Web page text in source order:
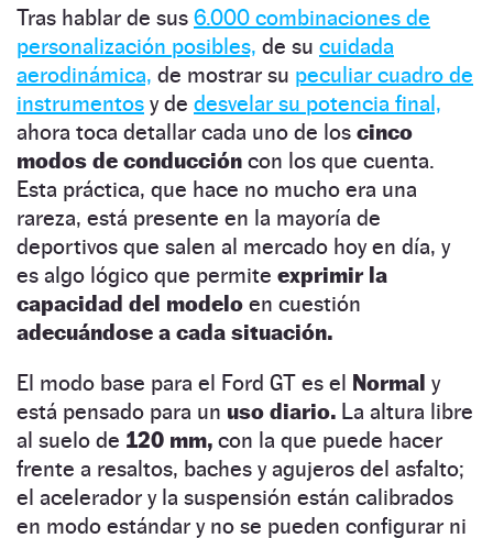
Tras hablar de sus 6.000 combinaciones de
personalización posibles, de su cuidada
aerodinámica, de mostrar su peculiar cuadro de
instrumentos y de desvelar su potencia final,
ahora toca detallar cada uno de los cinco
modos de conducción con los que cuenta.
Esta práctica, que hace no mucho era una
rareza, está presente en la mayoría de
deportivos que salen al mercado hoy en día, y
es algo lógico que permite exprimir la
capacidad del modelo en cuestión
adecuándose a cada situación.
El modo base para el Ford GT es el Normal y
está pensado para un uso diario. La altura libre
al suelo de 120 mm, con la que puede hacer
frente a resaltos, baches y agujeros del asfalto;
el acelerador y la suspensión están calibrados
en modo estándar y no se pueden configurar ni